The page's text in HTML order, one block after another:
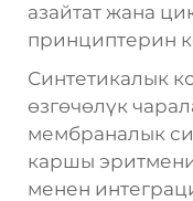
азайтат жана
принциптерин
Синтетикалык
өзгөчөлүк
мембраналык
каршы
менен